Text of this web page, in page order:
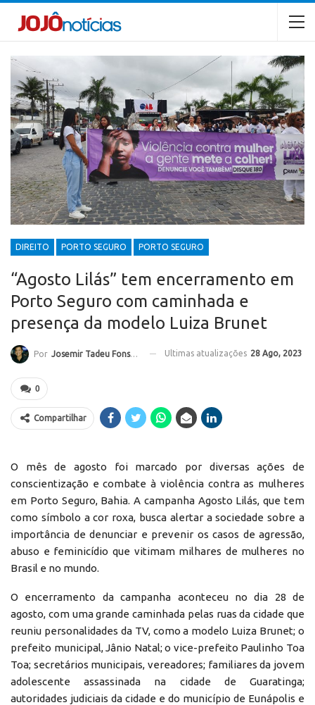
DIREITO PORTO SEGURO PORTO SEGURO
“Agosto Lilás” tem encerramento em
Porto Seguro com caminhada e
presença da modelo Luiza Brunet
Por Josemir Tadeu Fonseca Ultimas atualizações 28 Ago, 2023
0
Compartilhar
O mês de agosto foi marcado por diversas ações de
conscientização e combate à violência contra as mulheres
em Porto Seguro, Bahia. A campanha Agosto Lilás, que tem
como símbolo a cor roxa, busca alertar a sociedade sobre a
importância de denunciar e prevenir os casos de agressão,
abuso e feminicídio que vitimam milhares de mulheres no
Brasil e no mundo.
O encerramento da campanha aconteceu no dia 28 de
agosto, com uma grande caminhada pelas ruas da cidade que
reuniu personalidades da TV, como a modelo Luiza Brunet; o
prefeito municipal, Jânio Natal; o vice-prefeito Paulinho Toa
Toa; secretários municipais, vereadores; familiares da jovem
adolescente assassinada na cidade de Guaratinga;
autoridades judiciais da cidade e do município de Eunápolis e